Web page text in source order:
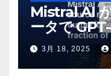
Mistral AI
ータで
しいオープ
リース |
3月 18, 2025